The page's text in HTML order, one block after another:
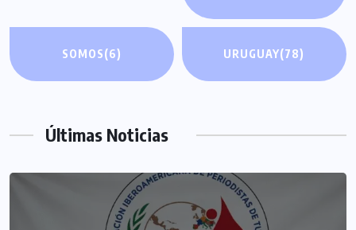
SOMOS(6) URUGUAY(78)
Últimas Noticias